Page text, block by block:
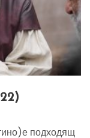
подходящ